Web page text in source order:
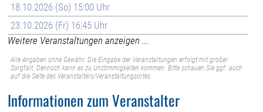
18.10.2026 (So) 15:00 Uhr
23.10.2026 (Fr) 16:45 Uhr
Weitere Veranstaltungen anzeigen ...
Alle Angaben ohne Gewähr. Die Eingabe der Veranstaltungen erfolgt mit großer
Sorgfalt. Dennoch kann es zu Unstimmigkeiten kommen. Bitte schauen Sie ggf. auch
auf die Seite des Veranstalters/Veranstaltungsortes.
Informationen zum Veranstalter